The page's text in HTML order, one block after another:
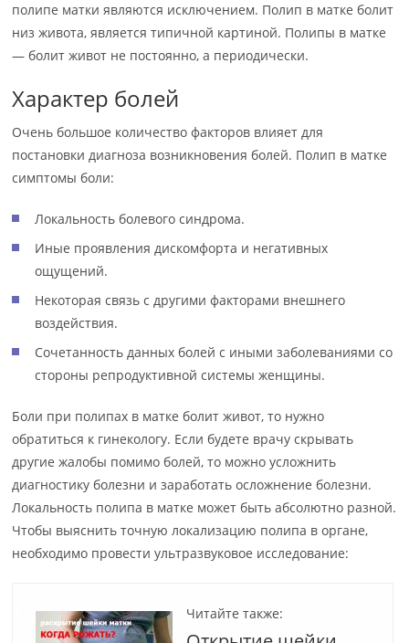
полипе матки являются исключением. Полип в матке болит
низ живота, является типичной картиной. Полипы в матке
— болит живот не постоянно, а периодически.
Характер болей
Очень большое количество факторов влияет для
постановки диагноза возникновения болей. Полип в матке
симптомы боли:
Локальность болевого синдрома.
Иные проявления дискомфорта и негативных
ощущений.
Некоторая связь с другими факторами внешнего
воздействия.
Сочетанность данных болей с иными заболеваниями со
стороны репродуктивной системы женщины.
Боли при полипах в матке болит живот, то нужно
обратиться к гинекологу. Если будете врачу скрывать
другие жалобы помимо болей, то можно усложнить
диагностику болезни и заработать осложнение болезни.
Локальность полипа в матке может быть абсолютно разной.
Чтобы выяснить точную локализацию полипа в органе,
необходимо провести ультразвуковое исследование:
Читайте также: